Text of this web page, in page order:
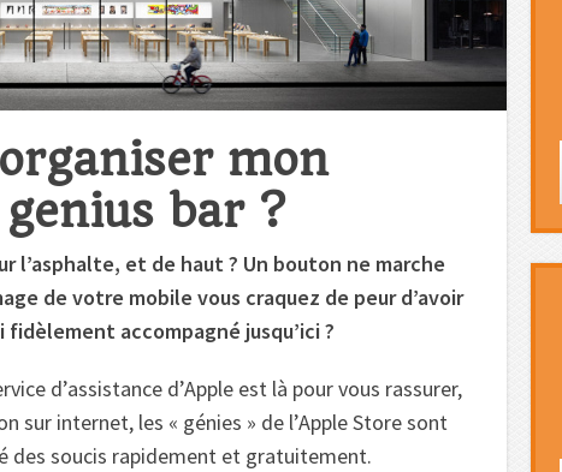
mon
bar ?
l’asphalte, et de haut ? Un bouton ne marche
de votre mobile vous craquez de peur d’avoir
fidèlement accompagné jusqu’ici ?
d’assistance d’Apple est là pour vous rassurer,
sur internet, les « génies » de l’Apple Store sont
des soucis rapidement et gratuitement.